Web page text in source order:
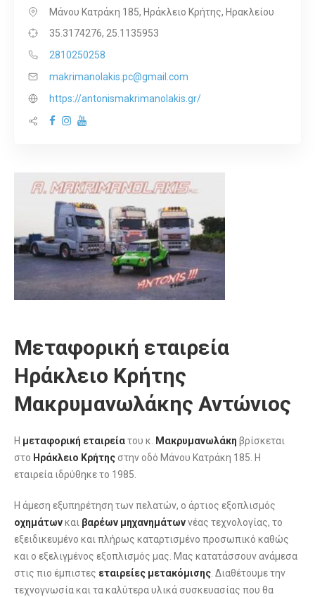
Μάνου Κατράκη 185, Ηράκλειο Κρήτης, Ηρακλείου
35.3174276, 25.1135953
2810250258
makrimanolakis.pc@gmail.com
https://antonismakrimanolakis.gr/
Μεταφορική εταιρεία
Ηράκλειο Κρήτης
Μακρυμανωλάκης Αντώνιος
Η μεταφορική εταιρείατου κ. Μακρυμανωλάκη βρίσκεται
στο Ηράκλειο Κρήτης στην οδό Μάνου Κατράκη 185. Η
εταιρεία ιδρύθηκε το 1985.
Η άμεση εξυπηρέτηση των πελατών, ο άρτιος εξοπλισμός
οχημάτωνκαι βαρέων μηχανημάτωννέας τεχνολογίας, το
εξειδικευμένο και πλήρως καταρτισμένο προσωπικό καθώς
και ο εξελιγμένος εξοπλισμός μας. Μας κατατάσσουν ανάμεσα
στις πιο έμπιστες εταιρείες μετακόμισης. Διαθέτουμε την
τεχνογνωσία και τα καλύτερα υλικά συσκευασίας που θα